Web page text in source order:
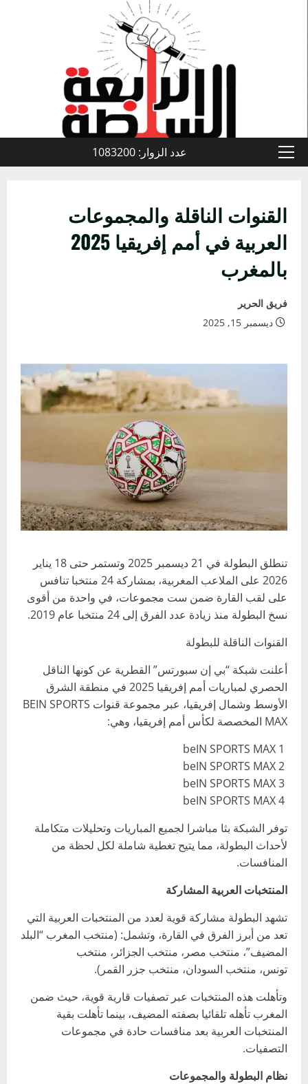
القائمة
عدد الزوار: 1083200
القنوات الناقلة والمجموعات
العربية في أمم إفريقيا 2025
بالمغرب
فريق الحرير
ديسمبر 15, 2025
تنطلق البطولة في 21 ديسمبر 2025 وتستمر حتى 18 يناير
2026 على الملاعب المغربية، بمشاركة 24 منتخبا تنافس
على لقب القارة ضمن ست مجموعات، في واحدة من أقوى
نسخ البطولة منذ زيادة عدد الفرق إلى 24 منتخبا عام 2019.
القنوات الناقلة للبطولة
أعلنت شبكة “بي إن سبورتس” القطرية عن كونها الناقل
الحصري لمباريات أمم إفريقيا 2025 في منطقة الشرق
الأوسط وشمال إفريقيا، عبر مجموعة قنوات BEIN SPORTS
MAX المخصصة لكأس أمم إفريقيا، وهي:
توفر الشبكة بثا مباشرا لجميع المباريات وتحليلات متكاملة
لأحداث البطولة، مما يتيح تغطية شاملة لكل لحظة من
المنافسات.
المنتخبات العربية المشاركة
تشهد البطولة مشاركة قوية لعدد من المنتخبات العربية التي
تعد من أبرز الفرق في القارة، وتشمل: (منتخب المغرب “البلد
المضيف”، منتخب مصر، منتخب الجزائر، منتخب
تونس، منتخب السودان، منتخب جزر القمر).
وتأهلت هذه المنتخبات عبر تصفيات قارية قوية، حيث ضمن
المغرب تأهله تلقائيا بصفته المضيف، بينما تأهلت بقية
المنتخبات العربية بعد منافسات حادة في مجموعات
التصفيات.
نظام البطولة والمجموعات